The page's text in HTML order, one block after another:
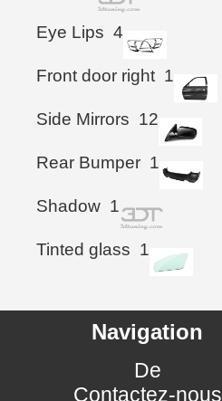
Eye Lips 4
Front door right 1
Side Mirrors 12
Rear Bumper 1
Shadow 1
Tinted glass 1
Navigation
De
Contactez-nous